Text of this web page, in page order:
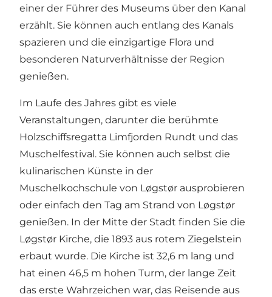
einer der Führer des Museums über den Kanal
erzählt. Sie können auch entlang des Kanals
spazieren und die einzigartige Flora und
besonderen Naturverhältnisse der Region
genießen.
Im Laufe des Jahres gibt es viele
Veranstaltungen, darunter die berühmte
Holzschiffsregatta Limfjorden Rundt und das
Muschelfestival. Sie können auch selbst die
kulinarischen Künste in der
Muschelkochschule von Løgstør ausprobieren
oder einfach den Tag am Strand von Løgstør
genießen. In der Mitte der Stadt finden Sie die
Løgstør Kirche, die 1893 aus rotem Ziegelstein
erbaut wurde. Die Kirche ist 32,6 m lang und
hat einen 46,5 m hohen Turm, der lange Zeit
das erste Wahrzeichen war, das Reisende aus